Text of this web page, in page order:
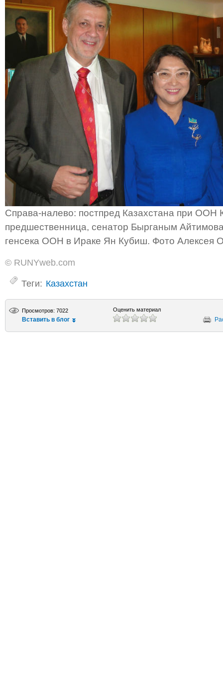
Справа-налево: постпред Казахстана при ООН
предшественница, сенатор Бырганым
генсека ООН в Ираке Ян Кубиш. Фото Алексея
© RUNYweb.com
Теги: Казахстан
Просмотров: 7022
Вставить в блог
Оценить материал